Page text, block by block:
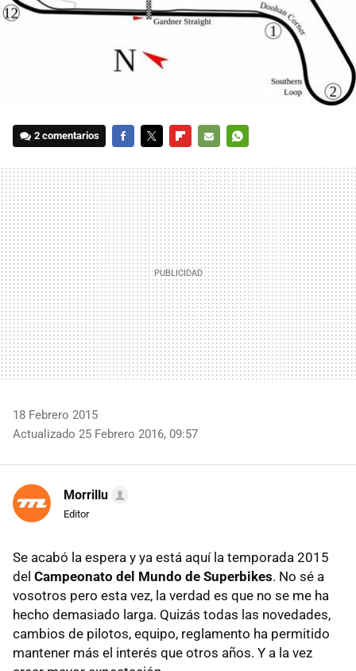
2 comentarios
MAIL
18 Febrero 2015
Actualizado 25 Febrero 2016, 09:57
Morrillu
Editor
Se acabó la espera y ya está aquí la temporada 2015
del Campeonato del Mundo de Superbikes. No sé a
vosotros pero esta vez, la verdad es que no se me ha
hecho demasiado larga. Quizás todas las novedades,
cambios de pilotos, equipo, reglamento ha permitido
mantener más el interés que otros años. Y a la vez